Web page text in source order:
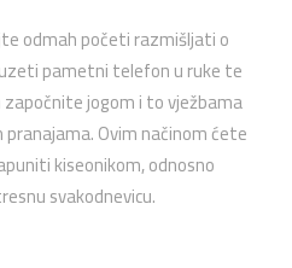
odmah početi razmišljati o
pametni telefon u ruke te
jogom i to vježbama
Ovim načinom ćete
kiseonikom, odnosno
svakodnevicu.